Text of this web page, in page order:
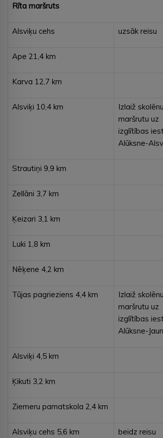
Rīta maršruts
Alsviķu cehs uzsāk reisu
Ape 21,4 km
Karva 12,7 km
Alsviķi 10,4 km
Izlaiž
maršrutu uz
izglītības
Alūksne-
Strautiņi 9,9 km
Zellāni 3,7 km
Ķeizari 3,1 km
Luki 1,8 km
Nēķene 4,2 km
Tūjas pagrieziens 4,4 km
Izlaiž
maršrutu uz
izglītības
Alūksne-
Alsviķi 4,5 km
Ķikuti 3,2 km
Ziemeru pamatskola 2,4 km
Alsviķu cehs 5,6 km beidz reisu